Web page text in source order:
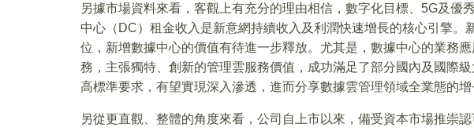
另據市場資料來看，客觀上有充分的理由相信，數字化目標、5G及優
中心（DC）租金收入是新意網持續收入及利潤快速增長的核心引擎。
位，新增數據中心的價值有待進一步釋放。尤其是，數據中心的業務
務，主張獨特、創新的管理雲服務價值，成功滿足了部分國內及國際
高標準要求，有望實現深入滲透，進而分享數據雲管理領域全業態的增
另從更直觀、整體的角度來看，公司自上市以來，備受資本市場推崇